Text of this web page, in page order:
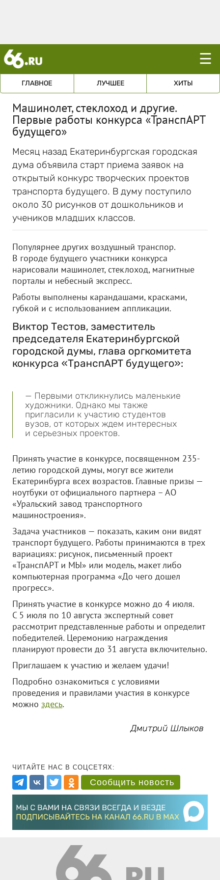
☰
ГЛАВНОЕ ЛУЧШЕЕ ХИТЫ
Машинолет, стеклоход и другие.
Первые работы конкурса «ТранспАРТ
будущего»
Месяц назад Екатеринбургская городская
дума объявила старт приема заявок на
открытый конкурс творческих проектов
транспорта будущего. В думу поступило
около 30 рисунков от дошкольников и
учеников младших классов.
Популярнее других воздушный транспор.
В городе будущего участники конкурса
нарисовали машинолет, стеклоход, магнитные
порталы и небесный экспресс.
Работы выполнены карандашами, красками,
губкой и с использованием аппликации.
Виктор Тестов, заместитель
председателя Екатеринбургской
городской думы, глава оргкомитета
конкурса «ТранспАРТ будущего»:
— Первыми откликнулись маленькие
художники. Однако мы также
пригласили к участию студентов
вузов, от которых ждем интересных
и серьезных проектов.
Принять участие в конкурсе, посвященном 235-
летию городской думы, могут все жители
Екатеринбурга всех возрастов. Главные призы —
ноутбуки от официального партнера – АО
«Уральский завод транспортного
машиностроения».
Задача участников — показать, каким они видят
транспорт будущего. Работы принимаются в трех
вариациях: рисунок, письменный проект
«ТранспАРТ и МЫ» или модель, макет либо
компьютерная программа «До чего дошел
прогресс».
Принять участие в конкурсе можно до 4 июля.
С 5 июля по 10 августа экспертный совет
рассмотрит представленные работы и определит
победителей. Церемонию награждения
планируют провести до 31 августа включительно.
Приглашаем к участию и желаем удачи!
Подробно ознакомиться с условиями
проведения и правилами участия в конкурсе
можно здесь.
Дмитрий Шлыков
ЧИТАЙТЕ НАС В СОЦСЕТЯХ:
Сообщить новость